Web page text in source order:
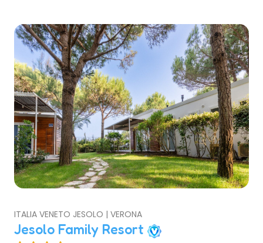
ITALIA VENETO JESOLO | VERONA
Jesolo Family Resort